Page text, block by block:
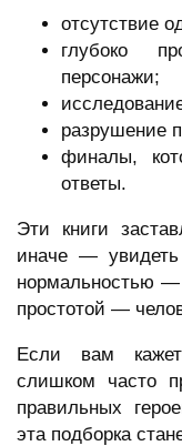
отсутствие
глубоко
персонажи;
разрушение
финалы,
ответы.
Эти книги
иначе —
нормальностью
простотой —
Если вам
слишком часто
правильных
эта подборка